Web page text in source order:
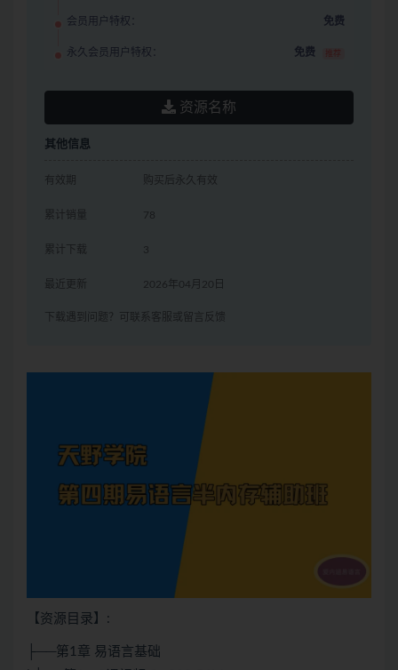
会员用户特权： 免费
永久会员用户特权： 免费 推荐
资源名称
其他信息
有效期 购买后永久有效
累计销量 78
累计下载 3
最近更新 2026年04月20日
下载遇到问题？可联系客服或留言反馈
【资源目录】:
├──第1章 易语言基础